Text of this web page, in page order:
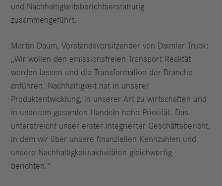
und Nachhaltigkeitsberichtserstattung
zusammengeführt.
Martin Daum, Vorstandsvorsitzender von Daimler Truck:
„Wir wollen den emissionsfreien Transport Realität
werden lassen und die Transformation der Branche
anführen. Nachhaltigkeit hat in unserer
Produktentwicklung, in unserer Art zu wirtschaften und
in unserem gesamten Handeln hohe Priorität. Das
unterstreicht unser erster integrierter Geschäftsbericht,
in dem wir über unsere finanziellen Kennzahlen und
unsere Nachhaltigkeitsaktivitäten gleichwertig
berichten.“